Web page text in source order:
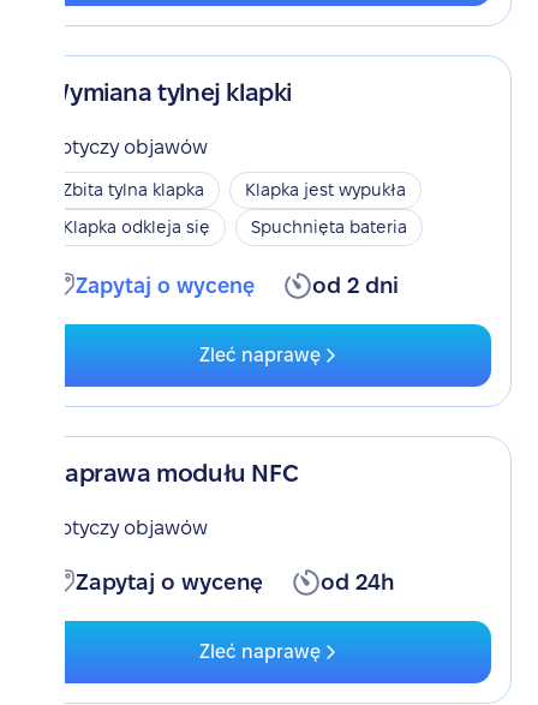
Wymiana tylnej klapki
Dotyczy objawów
Zbita tylna klapka
Klapka jest wypukła
Klapka odkleja się
Spuchnięta bateria
Zapytaj o wycenę od 2 dni
Zleć naprawę
Naprawa modułu NFC
Dotyczy objawów
Zapytaj o wycenę od 24h
Zleć naprawę